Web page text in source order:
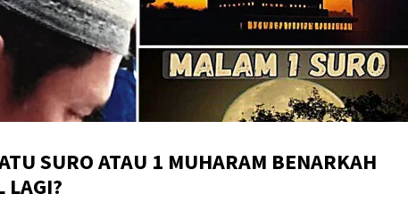
SURO ATAU 1 MUHARAM BENARKAH
LAGI?